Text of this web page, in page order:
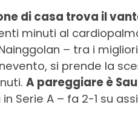
di casa trova il
minuti al
– tra i
si prende la
A pareggiare è Sau
Serie A – fa 2-1 su